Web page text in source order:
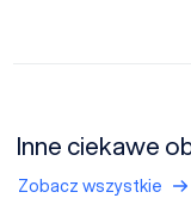
Inne ciekawe
Zobacz wszystkie